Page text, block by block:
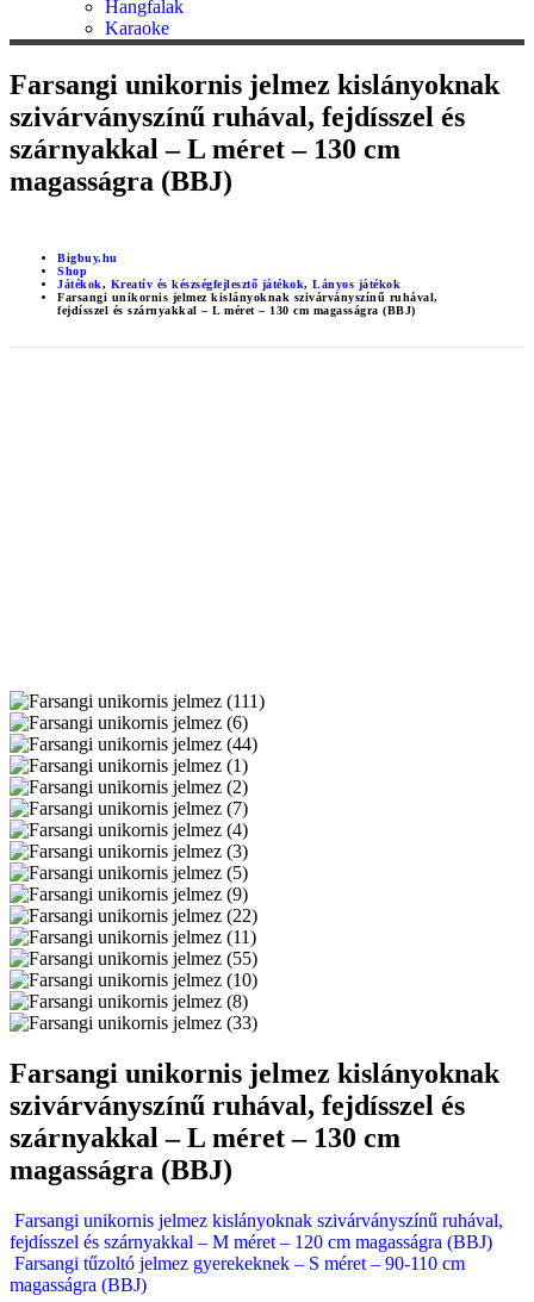
Hangfalak
Karaoke
Farsangi unikornis jelmez kislányoknak
szivárványszínű ruhával, fejdísszel és
szárnyakkal – L méret – 130 cm
magasságra (BBJ)
Bigbuy.hu
Shop
Játékok, Kreatív és készségfejlesztő játékok, Lányos játékok
Farsangi unikornis jelmez kislányoknak szivárványszínű ruhával,
fejdísszel és szárnyakkal – L méret – 130 cm magasságra (BBJ)
Farsangi unikornis jelmez kislányoknak
szivárványszínű ruhával, fejdísszel és
szárnyakkal – L méret – 130 cm
magasságra (BBJ)
Farsangi unikornis jelmez kislányoknak szivárványszínű ruhával,
fejdísszel és szárnyakkal – M méret – 120 cm magasságra (BBJ)
Farsangi tűzoltó jelmez gyerekeknek – S méret – 90-110 cm
magasságra (BBJ)